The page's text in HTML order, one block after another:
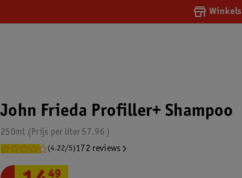
Winkels
John Frieda Profiller+ Shampoo
250ml 57.96
Prijs per liter
(4.22/5)172 reviews
49